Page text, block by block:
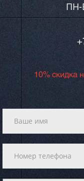
ПН-
10% скидка